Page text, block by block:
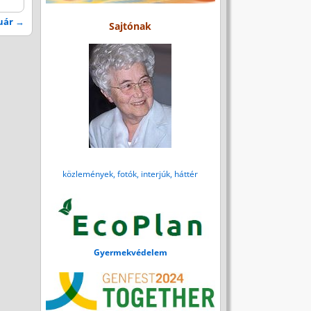
→ Sajtónak
közlemények, fotók, interjúk, háttér
Gyermekvédelem